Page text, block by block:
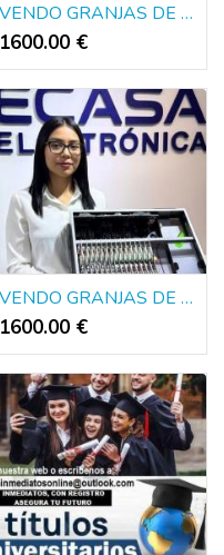
VENDO GRANJAS DE BOTS ENVIO NACIONAL E INTERNACIONAL
1600.00 €
VENDO GRANJAS DE BOTS ENVIO NACIONAL E INTERNACIONAL
1600.00 €